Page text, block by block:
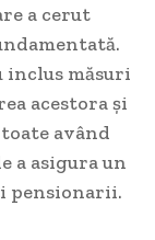
a cerut
inclus măsuri
acestora și
având
a asigura un
pensionarii.